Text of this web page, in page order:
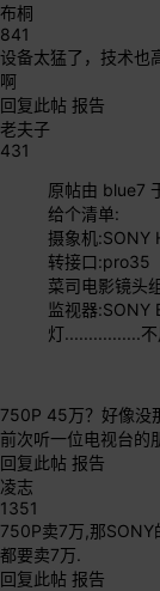
布桐
841
设备太猛了，技术也
啊
回复此帖 报告
老夫子
431
原帖由 blue7
给个清单:
摄象机:SONY
转接口
菜司电影
监视器
灯................
750P 45万？好像没
前次听一位电视台的
回复此帖 报告
凌志
1351
750P卖7万,那SONY
都要卖7万.
回复此帖 报告